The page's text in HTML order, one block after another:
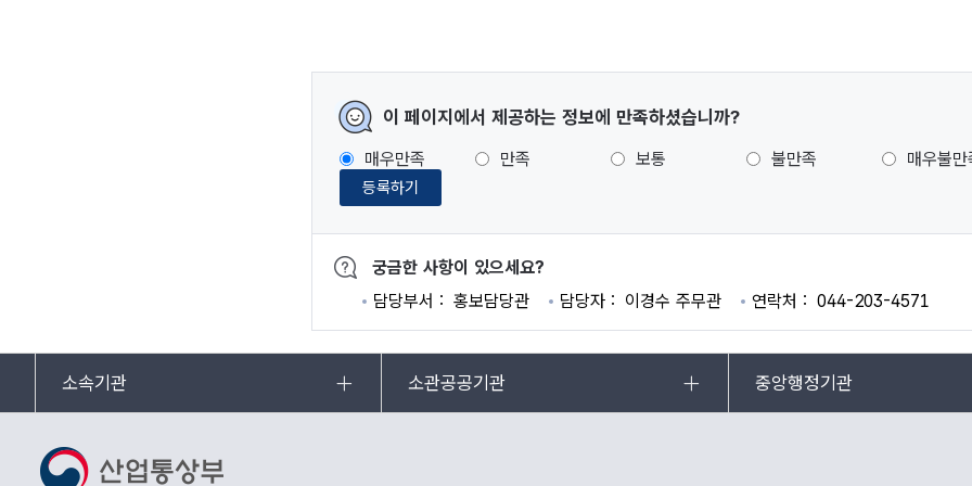
이 페이지에서 제공하는 정보에 만족하셨습니까?
매우만족 만족 보통 불만족 매우불만
등록하기
궁금한 사항이 있으세요?
담당부서
홍보담당관 담당자 이경수 주무관 연락처 044-203-4571
소속기관 소관공공기관 중앙행정기관